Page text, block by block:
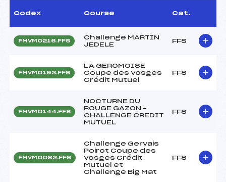
Codex Course Cat.
FMVM0216.FFS
Challenge MARTIN
JEDELE
FFS
FMVM0193.FFS
LA GEROMOISE
Coupe des Vosges
Crédit Mutuel
FFS
FMVM0144.FFS
NOCTURNE DU
ROUGE GAZON –
CHALLENGE CREDIT
MUTUEL
FFS
FMVM0082.FFS
Challenge Gervais
Poirot Coupe des
Vosges Crédit
Mutuel et
Challenge Big Mat
FFS